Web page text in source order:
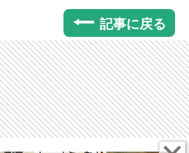
記事に戻る